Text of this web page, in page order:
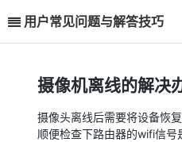
用户常见问题与解答技巧
摄像机离线的解决
摄像头离线后需要将设备恢
顺便检查下路由器的wifi信号